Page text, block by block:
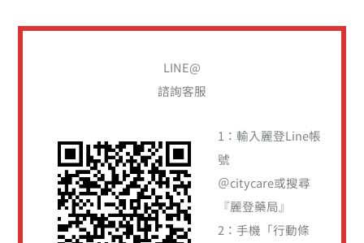
LINE@
諮詢客服
1：輸入麗登Line帳
號
＠citycare或搜尋
『麗登藥局』
2：手機「行動條